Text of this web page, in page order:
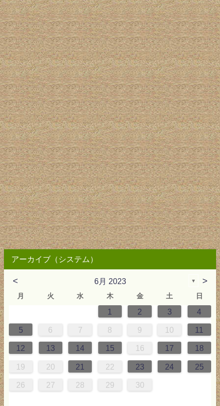
アーカイブ（システム）
< 6月 2023 ▼ >
月 火 水 木 金 土 日
1 2 3 4
5 6 7 8 9 10 11
12 13 14 15 16 17 18
19 20 21 22 23 24 25
26 27 28 29 30